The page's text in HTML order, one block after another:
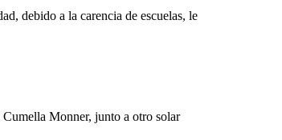
debido a la carencia de escuelas, le
Monner, junto a otro solar